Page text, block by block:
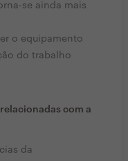
se ainda mais
o equipamento
do trabalho
com a
da